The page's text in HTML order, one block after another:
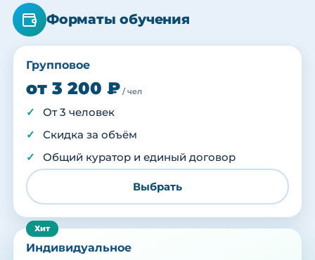
Форматы обучения
Групповое
от 3 200 ₽ / чел
От 3 человек
Скидка за объём
Общий куратор и единый договор
Выбрать
Индивидуальное